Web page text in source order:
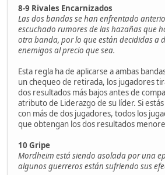
8-9 Rivales Encarnizados
Las dos bandas se han enfrentado
escuchado rumores de las hazañas que
otra banda, por lo que están decididas a
enemigos al precio que sea.
Esta regla ha de aplicarse a ambas
un chequeo de retirada, los jugadores
dos resultados más bajos antes de
atributo de Liderazgo de su líder. Si
con más de dos jugadores, todos los
que obtengan los dos resultados
10 Gripe
Mordheim está siendo asolada por una
algunos guerreros están sufriendo sus